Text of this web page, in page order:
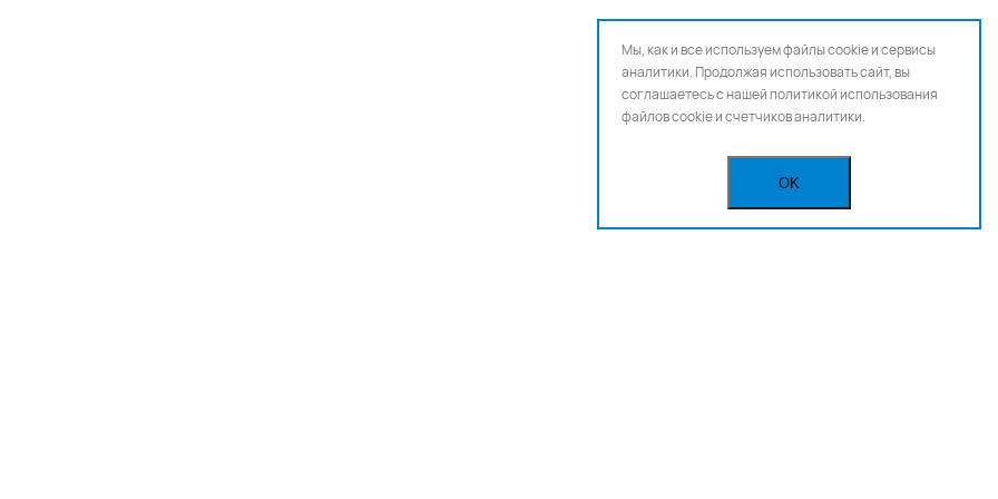
Мы, как и все используем файлы cookie и сервисы
аналитики. Продолжая использовать сайт, вы
соглашаетесь с нашейполитикой использования
файлов cookie и счетчиков аналитики.
OK